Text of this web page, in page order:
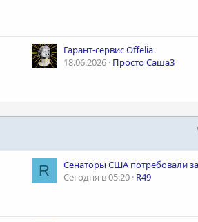
Гарант-сервис Offelia
18.06.2026 Просто Саша3
R
Сегодня в 05:20 R49